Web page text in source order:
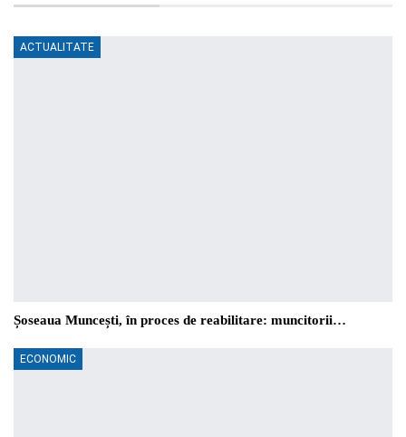
ACTUALITATE
Șoseaua Muncești, în proces de reabilitare: muncitorii…
ECONOMIC